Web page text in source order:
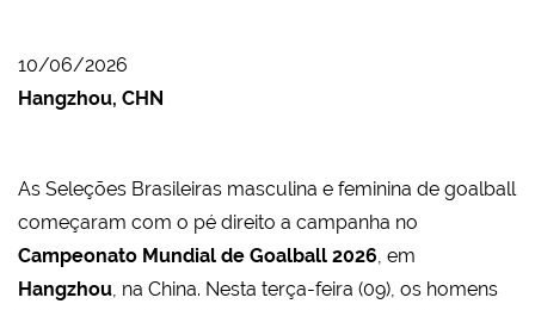
10/06/2026
Hangzhou, CHN
As Seleções Brasileiras masculina e feminina de goalball
começaram com o pé direito a campanha no
Campeonato Mundial de Goalball 2026, em
Hangzhou, na China. Nesta terça-feira (09), os homens